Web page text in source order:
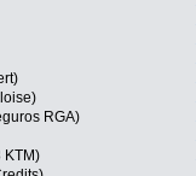
RGA)
KTM)